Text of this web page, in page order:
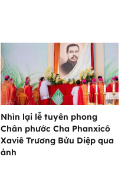
Nhìn lại lễ tuyên phong
Chân phước Cha Phanxicô
Xaviê Trương Bửu Diệp qua
ảnh